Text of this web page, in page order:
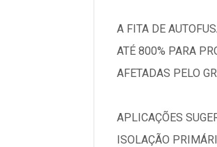
A FITA DE
ATÉ 800% PARA
AFETADAS PELO
APLICAÇÕES
ISOLAÇÃO